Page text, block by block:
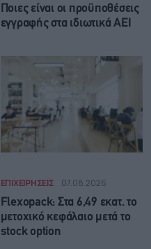
Ποιες είναι οι προϋποθέσεις
εγγραφής στα ιδιωτικά ΑΕΙ
ΕΠΙΧΕΙΡΗΣΕΙΣ 07.08.2026
Flexopack: Στα 6,49 εκατ. το
μετοχικό κεφάλαιο μετά το
stock option